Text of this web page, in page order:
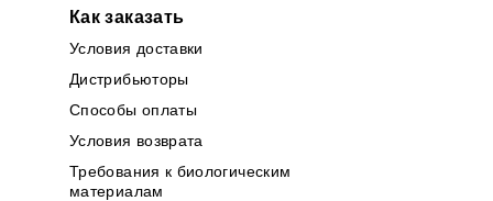
Как заказать
Условия доставки
Дистрибьюторы
Способы оплаты
Условия возврата
Требования к биологическим
материалам